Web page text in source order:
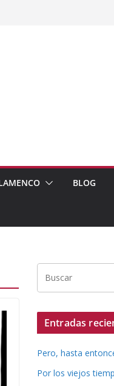
BLOG
Entradas
Pero, hasta
Por los viejos